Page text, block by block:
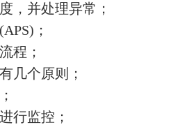
，并处理异常；
；
程；
几个原则；
行监控；